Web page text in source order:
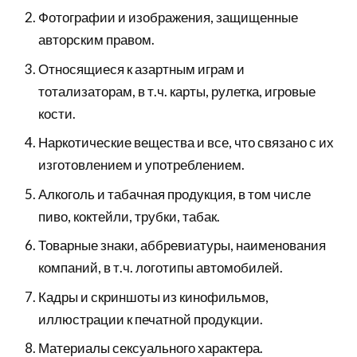
Фотографии и изображения, защищенные
авторским правом.
Относящиеся к азартным играм и
тотализаторам, в т.ч. карты, рулетка, игровые
кости.
Наркотические вещества и все, что связано с их
изготовлением и употреблением.
Алкоголь и табачная продукция, в том числе
пиво, коктейли, трубки, табак.
Товарные знаки, аббревиатуры, наименования
компаний, в т.ч. логотипы автомобилей.
Кадры и скриншоты из кинофильмов,
иллюстрации к печатной продукции.
Материалы сексуального характера.